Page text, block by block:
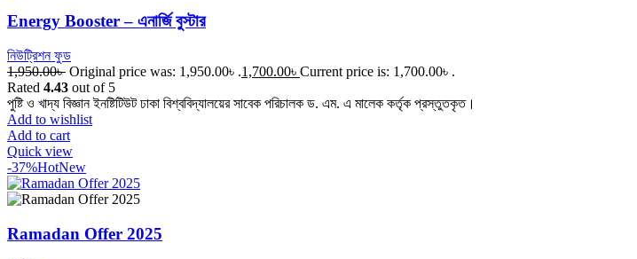
Energy Booster – এনার্জি বুস্টার
নিউট্রিশন ফুড
1,950.00৳ Original price was: 1,950.00৳ .1,700.00৳ Current price is: 1,700.00৳ .
Rated 4.43 out of 5
পুষ্টি ও খাদ্য বিজ্ঞান ইনষ্টিটিউট ঢাকা বিশ্ববিদ্যালয়ের সাবেক পরিচালক ড. এম. এ মালেক কর্তৃক প্রস্তুতকৃত।
Add to wishlist
Add to cart
Quick view
-37%HotNew
Ramadan Offer 2025